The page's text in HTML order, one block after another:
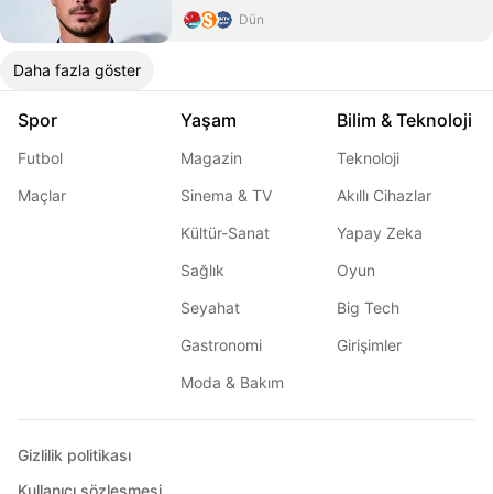
Dün
Daha fazla göster
Spor
Futbol
Maçlar
Yaşam
Magazin
Sinema & TV
Kültür-Sanat
Sağlık
Seyahat
Gastronomi
Moda & Bakım
Bilim & Teknoloji
Teknoloji
Akıllı Cihazlar
Yapay Zeka
Oyun
Big Tech
Girişimler
Gizlilik politikası
Kullanıcı sözleşmesi